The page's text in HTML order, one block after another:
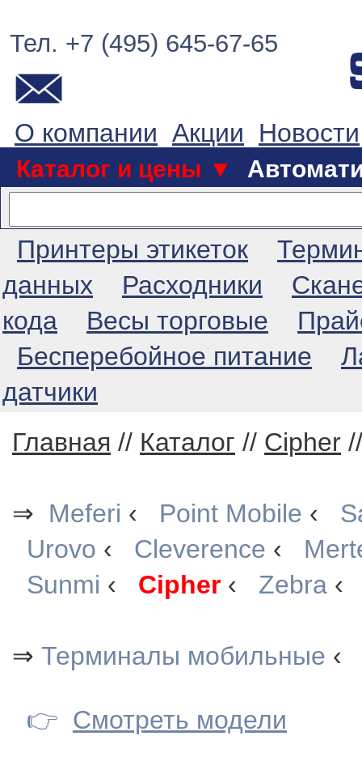
Тел. +7 (495) 645-67-65
О компании Акции Новости
Каталог и цены ▼
Принтеры этикеток
данных
Расходники
кода
Весы торговые
Бесперебойное питание
датчики
Главная // Каталог // Cipher
⇒ Meferi ‹ Point Mobile ‹
Urovo ‹ Cleverence ‹
Sunmi ‹ Cipher ‹ Zebra ‹
⇒ Терминалы мобильные ‹
👉 Смотреть модели